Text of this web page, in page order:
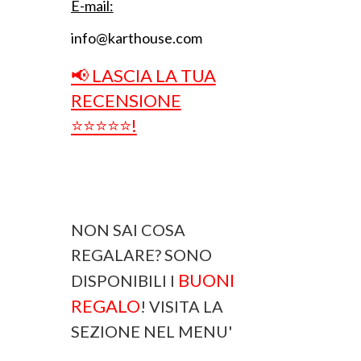
E-mail:
info@karthouse.com
📢 LASCIA LA TUA
RECENSIONE
⭐⭐⭐⭐⭐!
NON SAI COSA
REGALARE? SONO
DISPONIBILI I BUONI
REGALO! VISITA LA
SEZIONE NEL MENU'